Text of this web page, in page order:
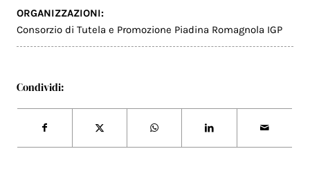
ORGANIZZAZIONI:
Consorzio di Tutela e Promozione Piadina Romagnola IGP
Condividi: